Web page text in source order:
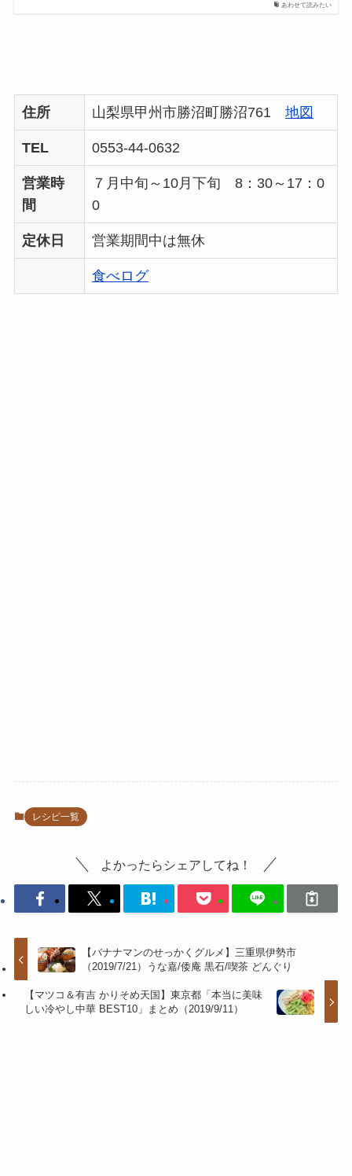
あわせて読みたい
住所 山梨県甲州市勝沼町勝沼761 地図
TEL 0553-44-0632
営業時
間
７月中旬～10月下旬 8：30～17：0
0
定休日 営業期間中は無休
食べログ
レシピ一覧
よかったらシェアしてね！
【バナナマンのせっかくグルメ】三重県伊勢市
（2019/7/21）うな嘉/倭庵 黒石/喫茶 どんぐり
【マツコ＆有吉 かりそめ天国】東京都「本当に美味
しい冷やし中華 BEST10」まとめ（2019/9/11）